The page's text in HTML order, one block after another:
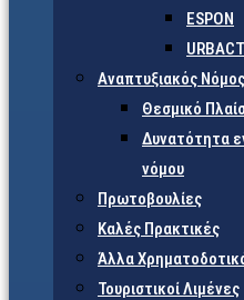
ESPON
URBACT
Αναπτυξιακός Νόμος
Θεσμικό
Δυνατότητα
νόμου
Πρωτοβουλίες
Καλές Πρακτικές
Άλλα
Τουριστικοί Λιμένες